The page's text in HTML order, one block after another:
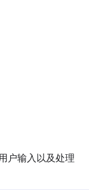
户输入以及处理